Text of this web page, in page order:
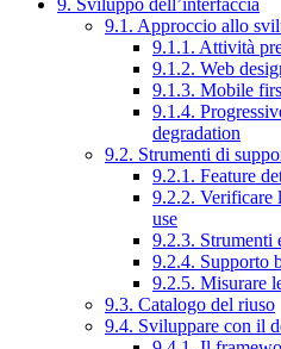
9. Sviluppo dell’interfaccia
9.1. Approccio allo
9.1.1. Attività
9.1.2. Web
9.1.3. Mobile
9.1.4.
degradation
9.2. Strumenti di
9.2.1. Feature
9.2.2. Verificare
use
9.2.3. Strumenti
9.2.4. Supporto
9.2.5. Misurare
9.3. Catalogo del riuso
9.4. Sviluppare con il